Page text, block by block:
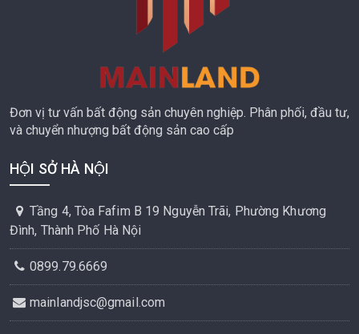
Đơn vị tư vấn bất động sản chuyên nghiệp. Phân phối, đầu tư,
và chuyển nhượng bất động sản cao cấp
HỘI SỞ HÀ NỘI
Tầng 4, Tòa Fafim B 19 Nguyễn Trãi, Phường Khương
Đình, Thành Phố Hà Nội
0899.79.6669
mainlandjsc@gmail.com